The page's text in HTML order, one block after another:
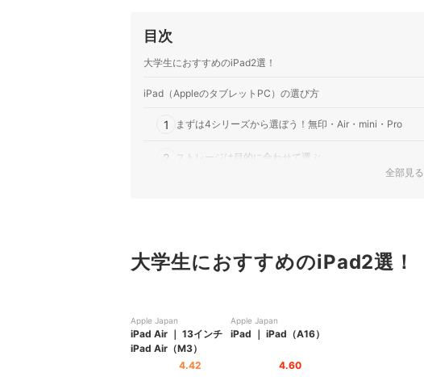
目次
大学生におすすめのiPad2選！
iPad（AppleのタブレットPC）の選び方
1 まずは4シリーズから選ぼう！無印・Air・mini・Pro
2 ストレージは目的に合わせて選ぶ
売れ筋の人気大学生向けiPad全13商品を徹底比較！
全部見る
大学生におすすめのiPad2選！
Apple Japan
iPad Air ｜ 13インチ
iPad Air（M3）
4.42
Apple Japan
iPad ｜ iPad（A16）
4.60